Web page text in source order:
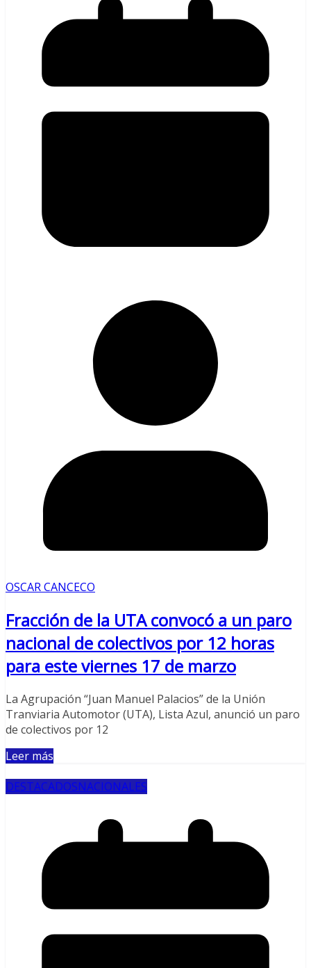
OSCAR CANCECO
Fracción de la UTA convocó a un paro
nacional de colectivos por 12 horas
para este viernes 17 de marzo
La Agrupación “Juan Manuel Palacios” de la Unión
Tranviaria Automotor (UTA), Lista Azul, anunció un paro
de colectivos por 12
Leer más
DESTACADOSNACIONALES